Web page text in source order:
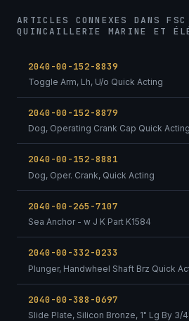
ARTICLES CONNEXES DANS
QUINCAILLERIE MARINE ET
2040-00-152-8839
Toggle Arm, Lh, U/o Quick Acting
2040-00-152-8879
Dog, Operating Crank Cap Quick Acting
2040-00-152-8881
Dog, Oper. Crank, Quick Acting
2040-00-265-7107
Sea Anchor - w J K Part K1584
2040-00-332-0233
Plunger, Handwheel Shaft Brz Quick
2040-00-388-0697
Slide Plate, Silicon Bronze, 1" Lg By 3/